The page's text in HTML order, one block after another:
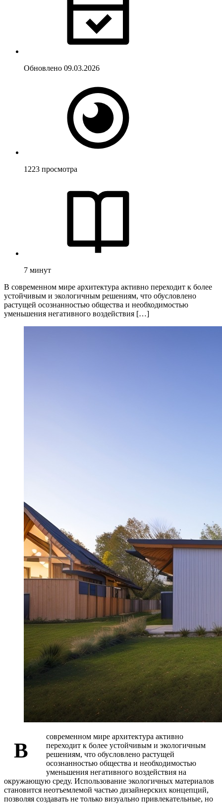
Обновлено 09.03.2026
1223 просмотра
7 минут
В современном мире архитектура активно переходит к более
устойчивым и экологичным решениям, что обусловлено
растущей осознанностью общества и необходимостью
уменьшения негативного воздействия […]
В
современном мире архитектура активно
переходит к более устойчивым и экологичным
решениям, что обусловлено растущей
осознанностью общества и необходимостью
уменьшения негативного воздействия на
окружающую среду. Использование экологичных материалов
становится неотъемлемой частью дизайнерских концепций,
позволяя создавать не только визуально привлекательные, но